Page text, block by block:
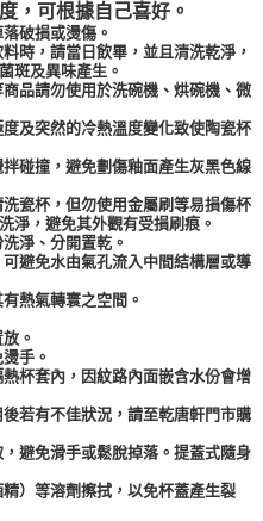
，可根據自己喜好。
破損或燙傷。
時，請當日飲畢，並且清洗乾淨，
斑及異味產生。
品請勿使用於洗碗機、烘碗機、微
及突然的冷熱溫度變化致使陶瓷杯
碰撞，避免劃傷釉面產生灰黑色線
瓷杯，但勿使用金屬刷等易損傷杯
淨，避免其外觀有受損刷痕。
淨、分開置乾。
避免水由氣孔流入中間結構層或導
熱氣轉寰之空間。
。
手。
杯套內，因紋路內面嵌含水份會增
若有不佳狀況，請至乾唐軒門市購
避免滑手或鬆脫掉落。提蓋式隨身
）等溶劑擦拭，以免杯蓋產生裂